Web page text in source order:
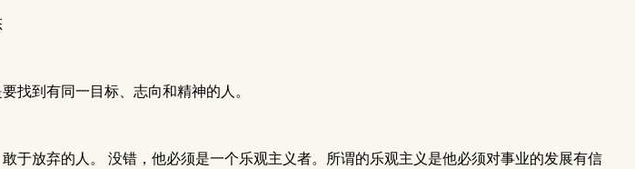
找到有同一目标、志向和精神的人。
于放弃的人。 没错，他必须是一个乐观主义者。所谓的乐观主义是他必须对事业的发展有信